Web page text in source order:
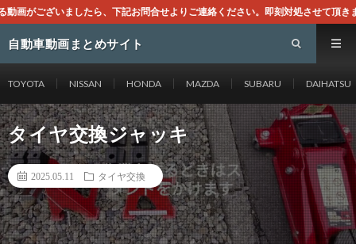
お問合せよりご連絡ください。即刻対処させて頂きます。なお、同サイトは
自動車動画まとめサイト
TOYOTA NISSAN HONDA MAZDA SUBARU DAIHATSU
タイヤ交換ジャッキ
2025.05.11 タイヤ交換